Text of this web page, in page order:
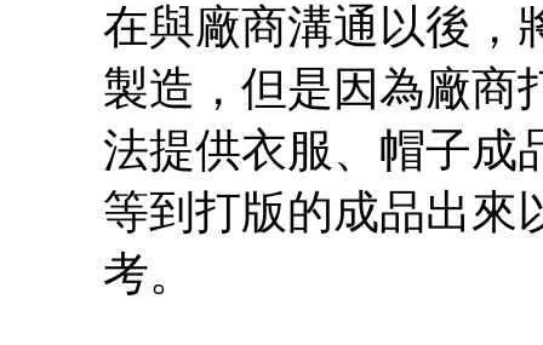
在與廠商溝通以後，
製造，但是因為廠商
法提供衣服、帽子成
等到打版的成品出來
考。